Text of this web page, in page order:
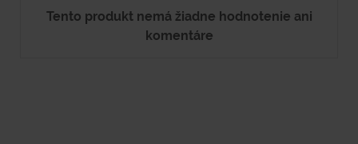
Tento produkt nemá žiadne hodnotenie ani
komentáre